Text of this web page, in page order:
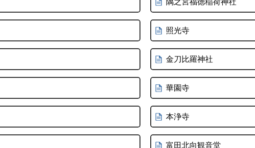
隅之宮福徳稲荷神社
照光寺
金刀比羅神社
華園寺
本浄寺
富田北向観音堂